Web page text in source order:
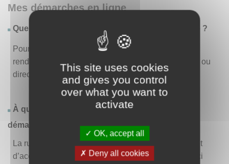
This site uses cookies
and gives you control
over what you want to
activate
OK, accept all
Deny all cookies
Mes démarches en ligne
Quelles sont les démarches disponibles en ligne ?
Pour consulter la liste des démarches disponibles,
rendez-vous dans le menu « Liste des démarches » ou
directement en page d’accueil.
À quoi correspond la rubrique « Effectuer une
démarche » ?
La rubrique « Effectuer une démarche » vous permet
d’accéder à la liste des démarches disponibles. D’ici